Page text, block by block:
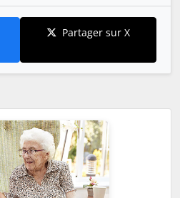
Partager sur X